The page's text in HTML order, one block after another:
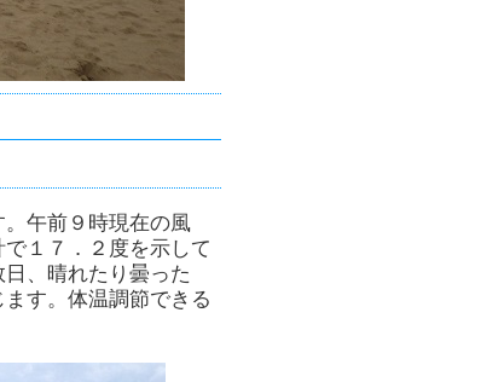
午前９時現在の風
１７．２度を示して
、晴れたり曇った
す。体温調節できる